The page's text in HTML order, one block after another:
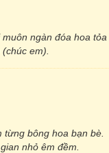
ngàn đóa hoa tỏa
em).
bông hoa bạn bè.
nhỏ êm đềm.